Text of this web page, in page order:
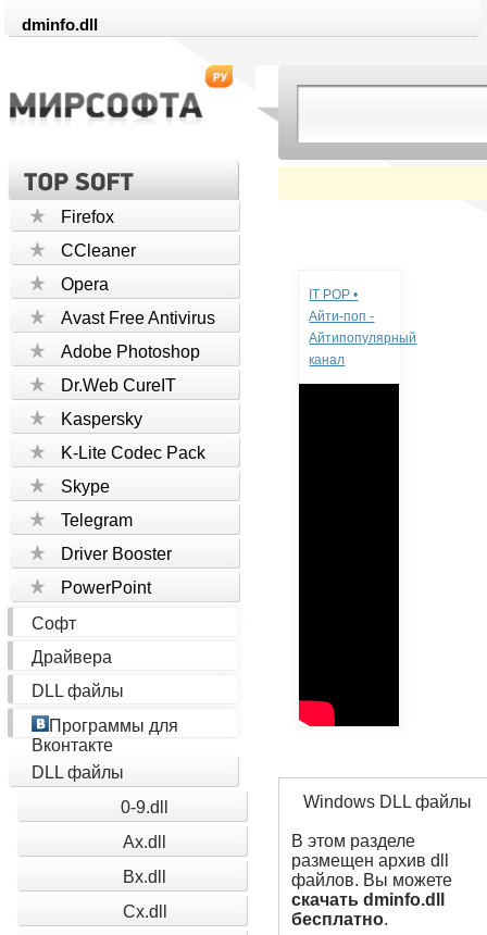
dminfo.dll
Firefox
CCleaner
Opera
Avast Free Antivirus
Adobe Photoshop
Dr.Web CureIT
Kaspersky
K-Lite Codec Pack
Skype
Telegram
Driver Booster
PowerPoint
Софт
Драйвера
DLL файлы
Программы для
Вконтакте
DLL файлы
0-9.dll
Ax.dll
Bx.dll
Cx.dll
IT POP •
Айти-поп -
Айтипопулярный
канал
Windows DLL файлы
В этом разделе
размещен архив dll
файлов. Вы можете
скачать dminfo.dll
бесплатно.